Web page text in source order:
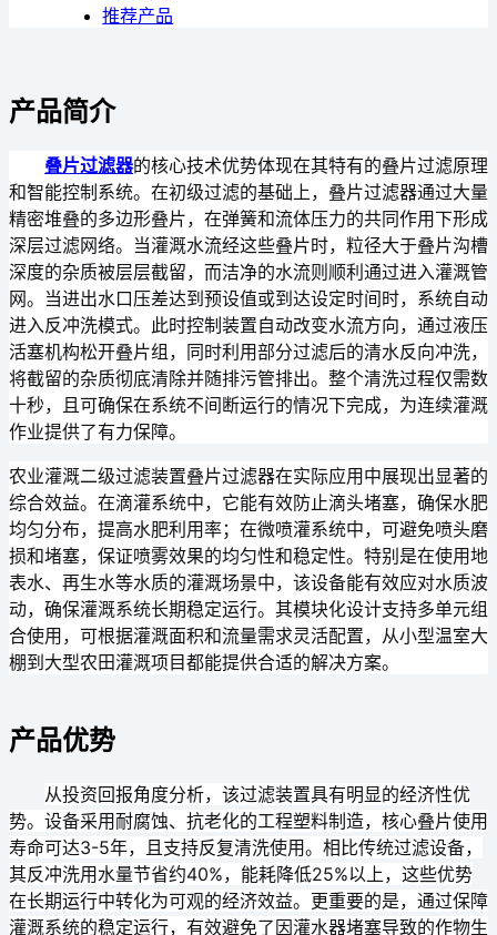
推荐产品
产品简介
叠片过滤器的核心技术优势体现在其特有的叠片过滤原理
和智能控制系统。在初级过滤的基础上，叠片过滤器通过大量
精密堆叠的多边形叠片，在弹簧和流体压力的共同作用下形成
深层过滤网络。当灌溉水流经这些叠片时，粒径大于叠片沟槽
深度的杂质被层层截留，而洁净的水流则顺利通过进入灌溉管
网。当进出水口压差达到预设值或到达设定时间时，系统自动
进入反冲洗模式。此时控制装置自动改变水流方向，通过液压
活塞机构松开叠片组，同时利用部分过滤后的清水反向冲洗，
将截留的杂质彻底清除并随排污管排出。整个清洗过程仅需数
十秒，且可确保在系统不间断运行的情况下完成，为连续灌溉
作业提供了有力保障。
农业灌溉二级过滤装置叠片过滤器在实际应用中展现出显著的
综合效益。在滴灌系统中，它能有效防止滴头堵塞，确保水肥
均匀分布，提高水肥利用率；在微喷灌系统中，可避免喷头磨
损和堵塞，保证喷雾效果的均匀性和稳定性。特别是在使用地
表水、再生水等水质的灌溉场景中，该设备能有效应对水质波
动，确保灌溉系统长期稳定运行。其模块化设计支持多单元组
合使用，可根据灌溉面积和流量需求灵活配置，从小型温室大
棚到大型农田灌溉项目都能提供合适的解决方案。
产品优势
从投资回报角度分析，该过滤装置具有明显的经济性优
势。设备采用耐腐蚀、抗老化的工程塑料制造，核心叠片使用
寿命可达3-5年，且支持反复清洗使用。相比传统过滤设备，
其反冲洗用水量节省约40%，能耗降低25%以上，这些优势
在长期运行中转化为可观的经济效益。更重要的是，通过保障
灌溉系统的稳定运行，有效避免了因灌水器堵塞导致的作物生